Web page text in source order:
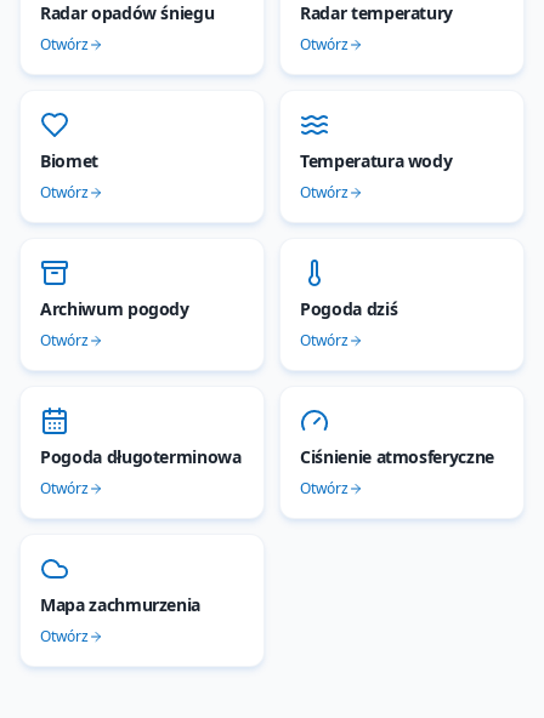
Radar opadów śniegu
Otwórz
Radar temperatury
Otwórz
Biomet
Otwórz
Temperatura wody
Otwórz
Archiwum pogody
Otwórz
Pogoda dziś
Otwórz
Pogoda długoterminowa
Otwórz
Ciśnienie atmosferyczne
Otwórz
Mapa zachmurzenia
Otwórz